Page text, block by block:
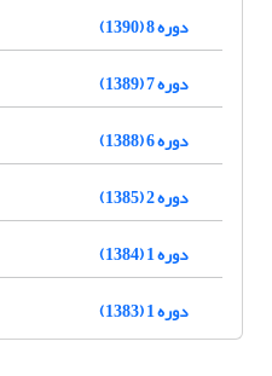
دوره 8 (1390)
دوره 7 (1389)
دوره 6 (1388)
دوره 2 (1385)
دوره 1 (1384)
دوره 1 (1383)